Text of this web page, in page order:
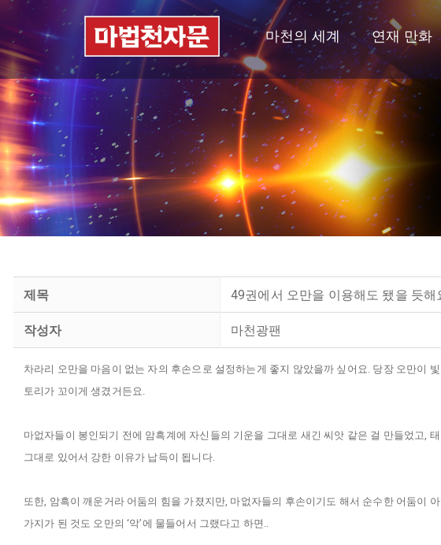
마천의 세계 연재 만화
제목 49권에서 오만을 이용해도 됐을 듯해
작성자 마천광팬
차라리 오만을 마음이 없는 자의 후손으로 설정하는게 좋지 않았을까 싶어요. 당장 오만이
토리가 꼬이게 생겼거든요.
마없자들이 봉인되기 전에 암흑계에 자신들의 기운을 그대로 새긴 씨앗 같은 걸 만들었고,
그대로 있어서 강한 이유가 납득이 됩니다.
또한, 암흑이 깨운거라 어둠의 힘을 가졌지만, 마없자들의 후손이기도 해서 순수한 어둠이
가지가 된 것도 오만의 ‘악’에 물들어서 그랬다고 하면..